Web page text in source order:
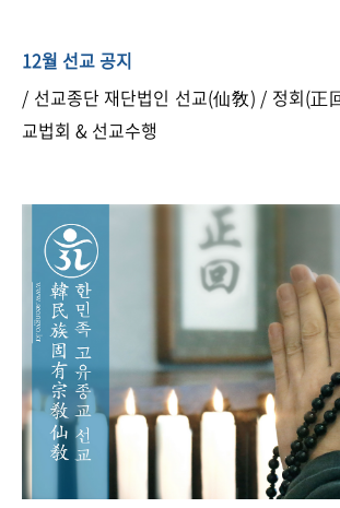
12월 선교 공지
/ 선교종단 재단법인 선교(仙敎) / 정회(正
교법회 & 선교수행